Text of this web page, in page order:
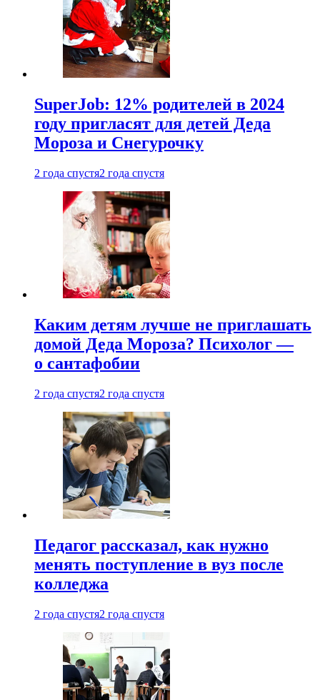
SuperJob: 12% родителей в 2024
году пригласят для детей Деда
Мороза и Снегурочку
2 года спустя2 года спустя
Каким детям лучше не приглашать
домой Деда Мороза? Психолог —
о сантафобии
2 года спустя2 года спустя
Педагог рассказал, как нужно
менять поступление в вуз после
колледжа
2 года спустя2 года спустя